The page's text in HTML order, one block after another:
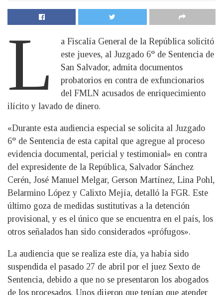
L
a Fiscalía General de la República solicitó
este jueves, al Juzgado 6° de Sentencia de
San Salvador, admita documentos
probatorios en contra de exfuncionarios
del FMLN acusados de enriquecimiento
ilícito y lavado de dinero.
«Durante esta audiencia especial se solicita al Juzgado
6° de Sentencia de esta capital que agregue al proceso
evidencia documental, pericial y testimonial» en contra
del expresidente de la República, Salvador Sánchez
Cerén, José Manuel Melgar, Gerson Martínez, Lina Pohl,
Belarmino López y Calixto Mejía, detalló la FGR. Este
último goza de medidas sustitutivas a la detención
provisional, y es el único que se encuentra en el país, los
otros señalados han sido considerados «prófugos».
La audiencia que se realiza este día, ya había sido
suspendida el pasado 27 de abril por el juez Sexto de
Sentencia, debido a que no se presentaron los abogados
de los procesados. Unos dijeron que tenían que atender